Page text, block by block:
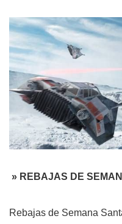
» REBAJAS DE
Rebajas de Semana